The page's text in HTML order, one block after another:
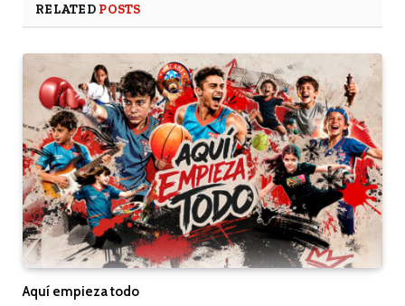
RELATED POSTS
Aquí empieza todo